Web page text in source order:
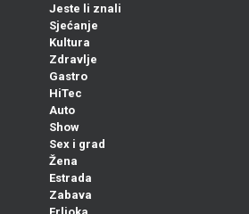
Jeste li znali
Sjećanje
Kultura
Zdravlje
Gastro
HiTec
Auto
Show
Sex i grad
Žena
Estrada
Zabava